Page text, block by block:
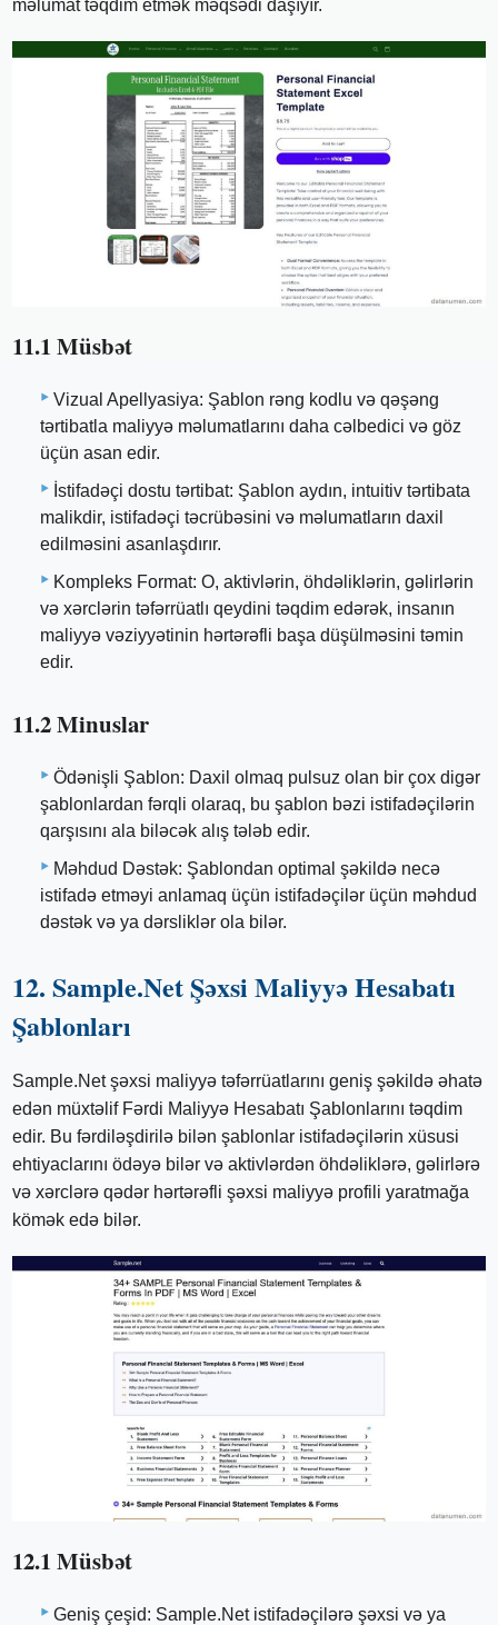
məlumat təqdim etmək məqsədi daşıyır.
11.1 Müsbət
Vizual Apellyasiya: Şablon rəng kodlu və qəşəng
tərtibatla maliyyə məlumatlarını daha cəlbedici və göz
üçün asan edir.
İstifadəçi dostu tərtibat: Şablon aydın, intuitiv tərtibata
malikdir, istifadəçi təcrübəsini və məlumatların daxil
edilməsini asanlaşdırır.
Kompleks Format: O, aktivlərin, öhdəliklərin, gəlirlərin
və xərclərin təfərrüatlı qeydini təqdim edərək, insanın
maliyyə vəziyyətinin hərtərəfli başa düşülməsini təmin
edir.
11.2 Minuslar
Ödənişli Şablon: Daxil olmaq pulsuz olan bir çox digər
şablonlardan fərqli olaraq, bu şablon bəzi istifadəçilərin
qarşısını ala biləcək alış tələb edir.
Məhdud Dəstək: Şablondan optimal şəkildə necə
istifadə etməyi anlamaq üçün istifadəçilər üçün məhdud
dəstək və ya dərsliklər ola bilər.
12. Sample.Net Şəxsi Maliyyə Hesabatı
Şablonları
Sample.Net şəxsi maliyyə təfərrüatlarını geniş şəkildə əhatə
edən müxtəlif Fərdi Maliyyə Hesabatı Şablonlarını təqdim
edir. Bu fərdiləşdirilə bilən şablonlar istifadəçilərin xüsusi
ehtiyaclarını ödəyə bilər və aktivlərdən öhdəliklərə, gəlirlərə
və xərclərə qədər hərtərəfli şəxsi maliyyə profili yaratmağa
kömək edə bilər.
12.1 Müsbət
Geniş çeşid: Sample.Net istifadəçilərə şəxsi və ya